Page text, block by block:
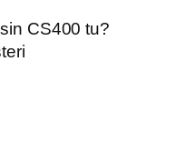
CS400 tu?